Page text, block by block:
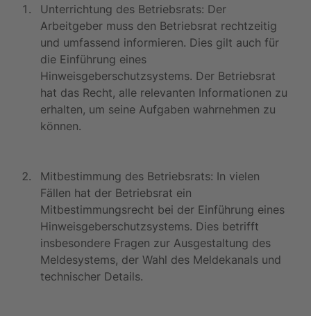
Unterrichtung des Betriebsrats: Der
Arbeitgeber muss den Betriebsrat rechtzeitig
und umfassend informieren. Dies gilt auch für
die Einführung eines
Hinweisgeberschutzsystems. Der Betriebsrat
hat das Recht, alle relevanten Informationen zu
erhalten, um seine Aufgaben wahrnehmen zu
können.
Mitbestimmung des Betriebsrats: In vielen
Fällen hat der Betriebsrat ein
Mitbestimmungsrecht bei der Einführung eines
Hinweisgeberschutzsystems. Dies betrifft
insbesondere Fragen zur Ausgestaltung des
Meldesystems, der Wahl des Meldekanals und
technischer Details.